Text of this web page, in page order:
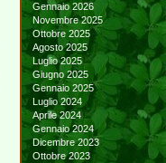
Gennaio 2026
Novembre 2025
Ottobre 2025
Agosto 2025
Luglio 2025
Giugno 2025
Gennaio 2025
Luglio 2024
Aprile 2024
Gennaio 2024
Dicembre 2023
Ottobre 2023